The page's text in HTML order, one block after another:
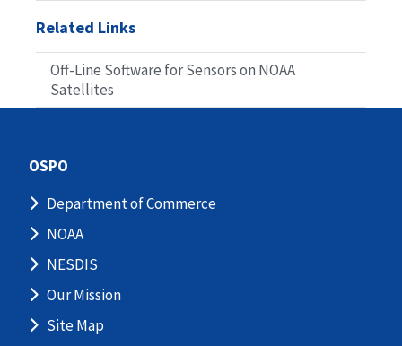
Related Links
Off-Line Software for Sensors on NOAA
Satellites
OSPO
Department of Commerce
NOAA
NESDIS
Our Mission
Site Map